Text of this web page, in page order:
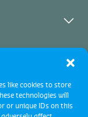
like cookies to store
technologies will
or unique IDs on this